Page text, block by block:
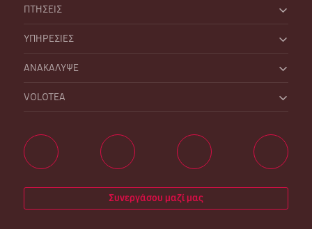
ΠΤΗΣΕΙΣ
ΥΠΗΡΕΣΙΕΣ
ΑΝΑΚΑΛΥΨΕ
VOLOTEA
Συνεργάσου μαζί μας